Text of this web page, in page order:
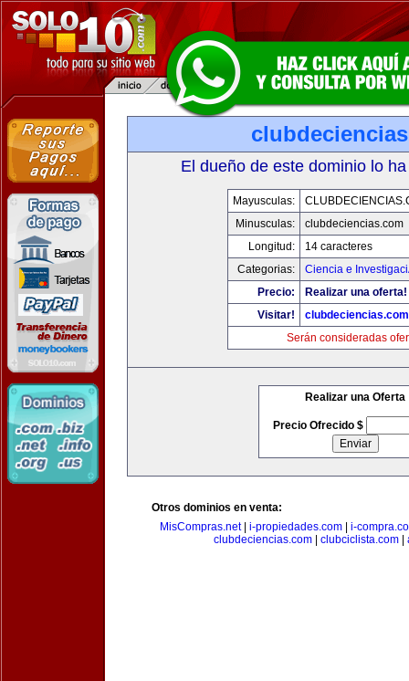
El dueño de este dominio lo
Mayusculas:
Minusculas:
clubdeciencias.com
Longitud:
14 caracteres
Categorias:
Ciencia e
Precio:
Realizar una oferta!
Visitar!
clubdeciencias.com
Serán consideradas
Realizar una Oferta
Precio Ofrecido $
Otros dominios en venta:
MisCompras.net| i-propiedades.com| i-
clubdeciencias.com
clubciclista.com